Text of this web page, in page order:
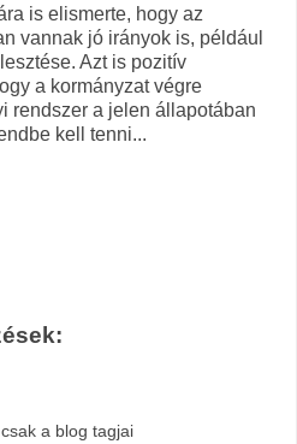
is elismerte, hogy az
vannak jó irányok is, például
Azt is pozitív
a kormányzat végre
rendszer a jelen állapotában
kell tenni...
a blog tagjai